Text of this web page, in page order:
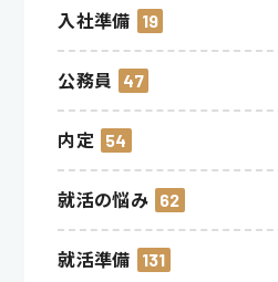
入社準備 19
公務員 47
内定 54
就活の悩み 62
就活準備 131